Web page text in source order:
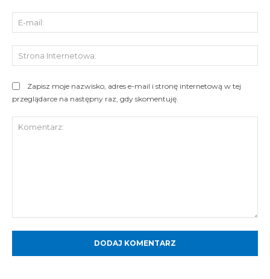
Zapisz moje nazwisko, adres e-mail i stronę internetową w tej
przeglądarce na następny raz, gdy skomentuję.